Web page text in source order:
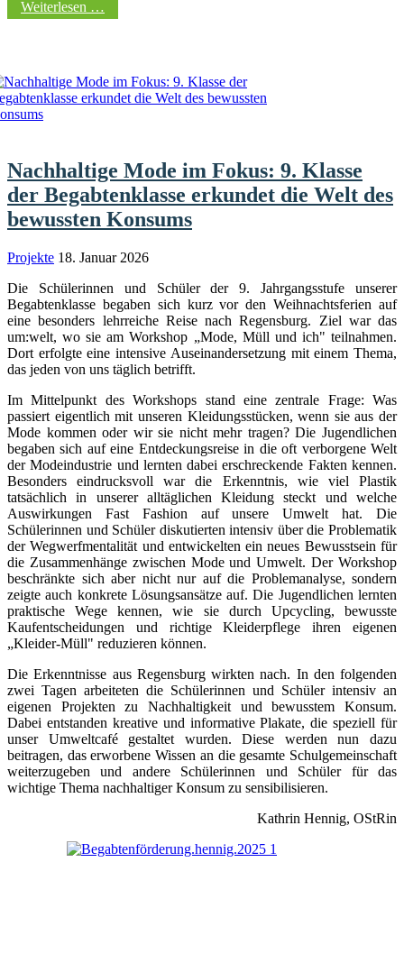
Weiterlesen …
Nachhaltige Mode im Fokus: 9. Klasse
der Begabtenklasse erkundet die Welt des
bewussten Konsums
Projekte 18. Januar 2026
Die Schülerinnen und Schüler der 9. Jahrgangsstufe unserer
Begabtenklasse begaben sich kurz vor den Weihnachtsferien auf
eine besonders lehrreiche Reise nach Regensburg. Ziel war das
um:welt, wo sie am Workshop „Mode, Müll und ich" teilnahmen.
Dort erfolgte eine intensive Auseinandersetzung mit einem Thema,
das jeden von uns täglich betrifft.
Im Mittelpunkt des Workshops stand eine zentrale Frage: Was
passiert eigentlich mit unseren Kleidungsstücken, wenn sie aus der
Mode kommen oder wir sie nicht mehr tragen? Die Jugendlichen
begaben sich auf eine Entdeckungsreise in die oft verborgene Welt
der Modeindustrie und lernten dabei erschreckende Fakten kennen.
Besonders eindrucksvoll war die Erkenntnis, wie viel Plastik
tatsächlich in unserer alltäglichen Kleidung steckt und welche
Auswirkungen Fast Fashion auf unsere Umwelt hat. Die
Schülerinnen und Schüler diskutierten intensiv über die Problematik
der Wegwerfmentalität und entwickelten ein neues Bewusstsein für
die Zusammenhänge zwischen Mode und Umwelt. Der Workshop
beschränkte sich aber nicht nur auf die Problemanalyse, sondern
zeigte auch konkrete Lösungsansätze auf. Die Jugendlichen lernten
praktische Wege kennen, wie sie durch Upcycling, bewusste
Kaufentscheidungen und richtige Kleiderpflege ihren eigenen
„Kleider-Müll" reduzieren können.
Die Erkenntnisse aus Regensburg wirkten nach. In den folgenden
zwei Tagen arbeiteten die Schülerinnen und Schüler intensiv an
eigenen Projekten zu Nachhaltigkeit und bewusstem Konsum.
Dabei entstanden kreative und informative Plakate, die speziell für
unser Umweltcafé gestaltet wurden. Diese werden nun dazu
beitragen, das erworbene Wissen an die gesamte Schulgemeinschaft
weiterzugeben und andere Schülerinnen und Schüler für das
wichtige Thema nachhaltiger Konsum zu sensibilisieren.
Kathrin Hennig, OStRin